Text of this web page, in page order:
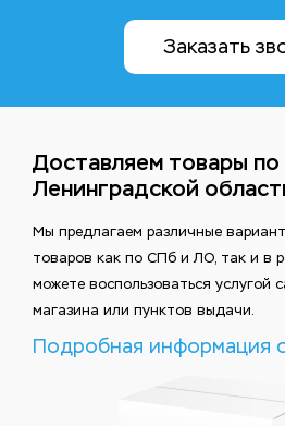
Заказать
Доставляем товары по
Ленинградской
Мы предлагаем различные
товаров как по СПб и ЛО, так и в
можете воспользоваться услугой
магазина или пунктов выдачи.
Подробная информация